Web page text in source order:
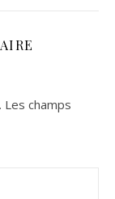
Les champs